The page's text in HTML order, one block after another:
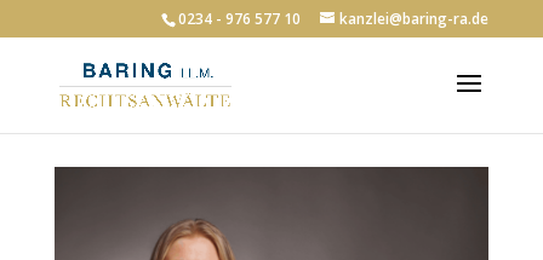
0234 - 976 577 10 kanzlei@baring-ra.de